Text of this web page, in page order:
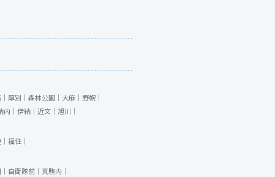
厚別｜ 森林公園｜ 大麻｜ 野幌｜
内｜ 伊納｜ 近文｜ 旭川｜
福住｜
自衛隊前｜ 真駒内｜